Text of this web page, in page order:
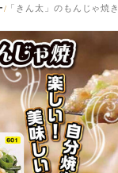
/ 「きん太」のもんじゃ焼き